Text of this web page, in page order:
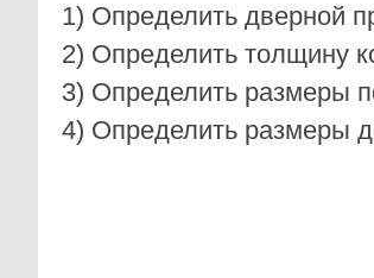
1) Определить дверной
2) Определить толщину
3) Определить размеры
4) Определить размеры